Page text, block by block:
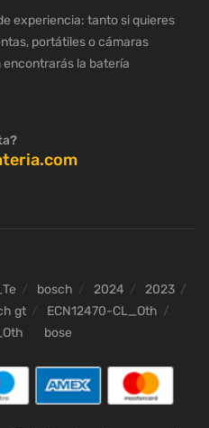
experiencia: tanto si quieres
portátiles o cámaras
la batería
bosch 2024
2023
gt
ECN12470-CL_Oth
bose